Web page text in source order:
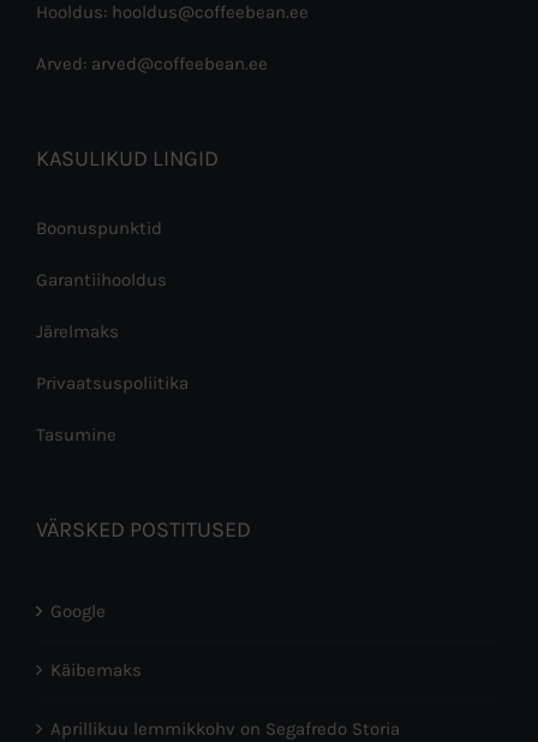
Hooldus: hooldus@coffeebean.ee
Arved: arved@coffeebean.ee
KASULIKUD LINGID
Boonuspunktid
Garantiihooldus
Järelmaks
Privaatsuspoliitika
Tasumine
VÄRSKED POSTITUSED
Google
Käibemaks
Aprillikuu lemmikkohv on Segafredo Storia